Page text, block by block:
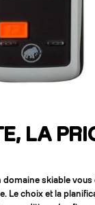
LA
domaine skiable
Le choix et la